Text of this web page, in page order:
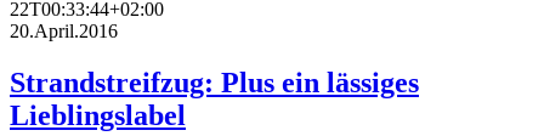
22T00:33:44+02:00
20.April.2016
Strandstreifzug: Plus ein lässiges
Lieblingslabel